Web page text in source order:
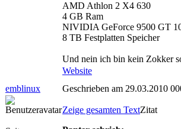
AMD Athlon 2 X4 630
4 GB Ram
NIVIDIA GeForce 9500 GT
8 TB Festplatten Speicher
Und nein ich bin kein Zokker
Website
emblinux
Geschrieben am 29.03.2010
Zeige gesamten TextZitat